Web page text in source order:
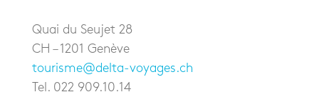
Quai du Seujet 28
CH – 1201 Genève
tourisme@delta-voyages.ch
Tel. 022 909.10.14